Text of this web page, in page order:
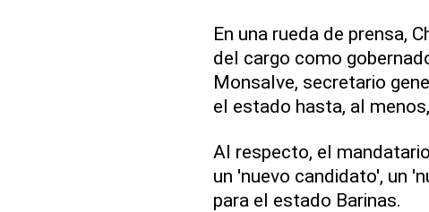
En una rueda de prensa,
del cargo como
Monsalve, secretario
el estado hasta, al
Al respecto, el
un 'nuevo candidato', un
para el estado Barinas.